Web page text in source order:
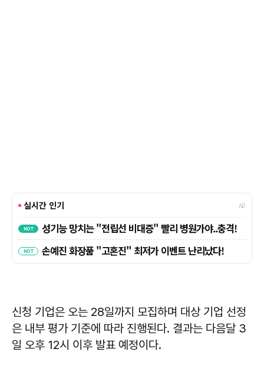
신청 기업은 오는 28일까지 모집하며 대상 기업 선정
은 내부 평가 기준에 따라 진행된다. 결과는 다음달 3
일 오후 12시 이후 발표 예정이다.